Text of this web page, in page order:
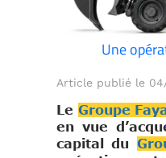
Une
Article publié le
e Groupe
en vue
capital du